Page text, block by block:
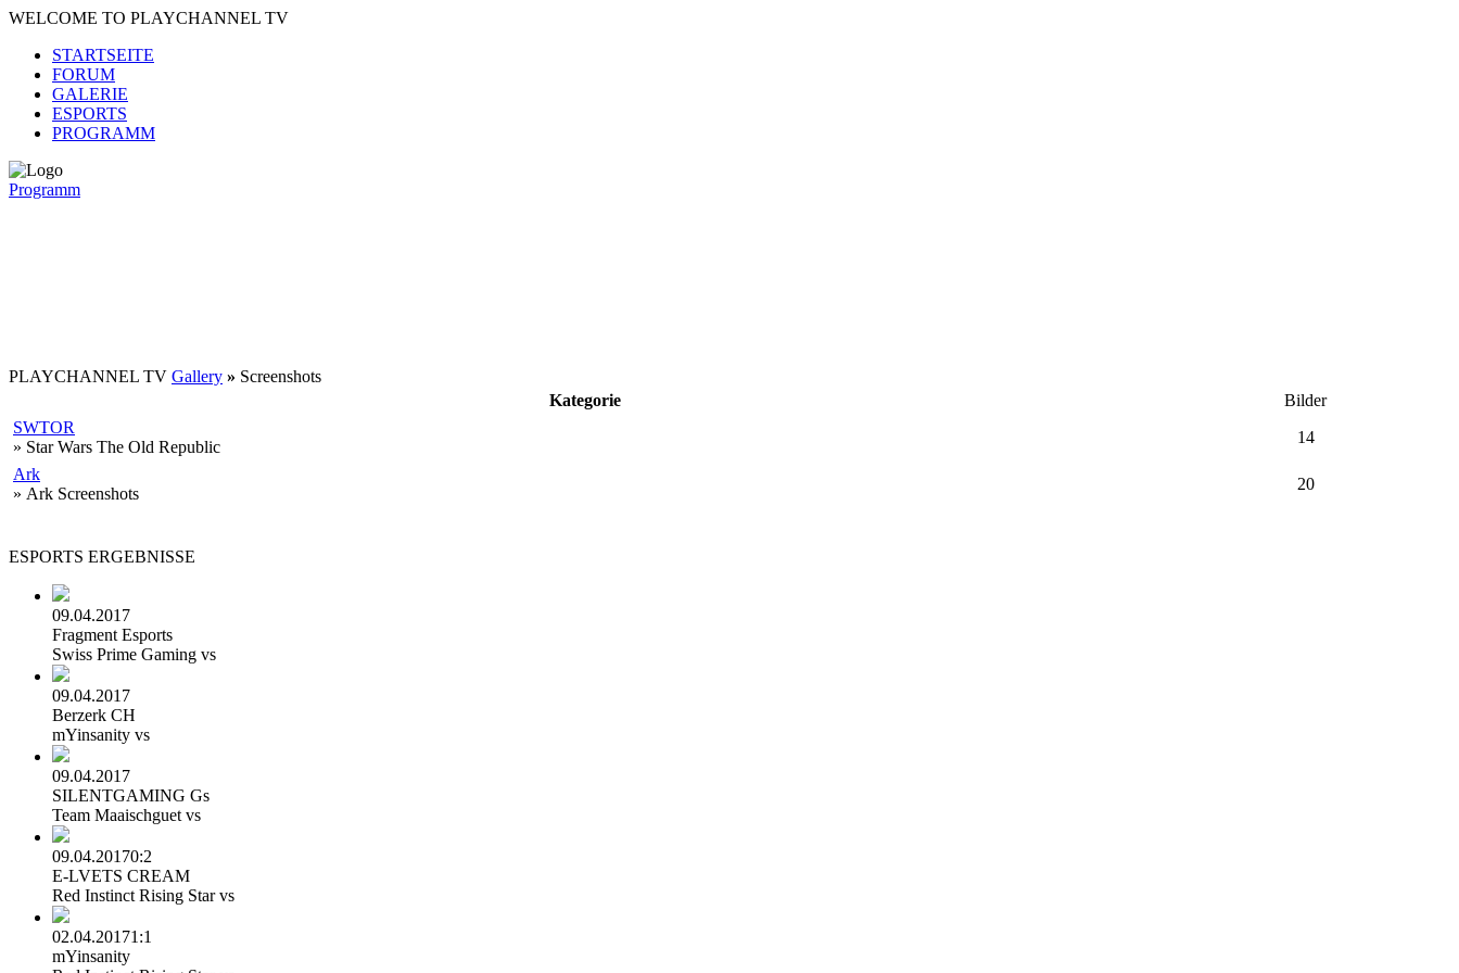
WELCOME TO PLAYCHANNEL TV
STARTSEITE
FORUM
GALERIE
ESPORTS
PROGRAMM
Programm
PLAYCHANNEL TV Gallery » Screenshots
Kategorie
Bilder
SWTOR
» Star Wars The Old Republic
14
Ark
» Ark Screenshots
20
ESPORTS ERGEBNISSE
09.04.2017
Fragment Esports
Swiss Prime Gaming vs
09.04.2017
Berzerk CH
mYinsanity vs
09.04.2017
SILENTGAMING Gs
Team Maaischguet vs
09.04.20170:2
E-LVETS CREAM
Red Instinct Rising Starvs
02.04.20171:1
mYinsanity